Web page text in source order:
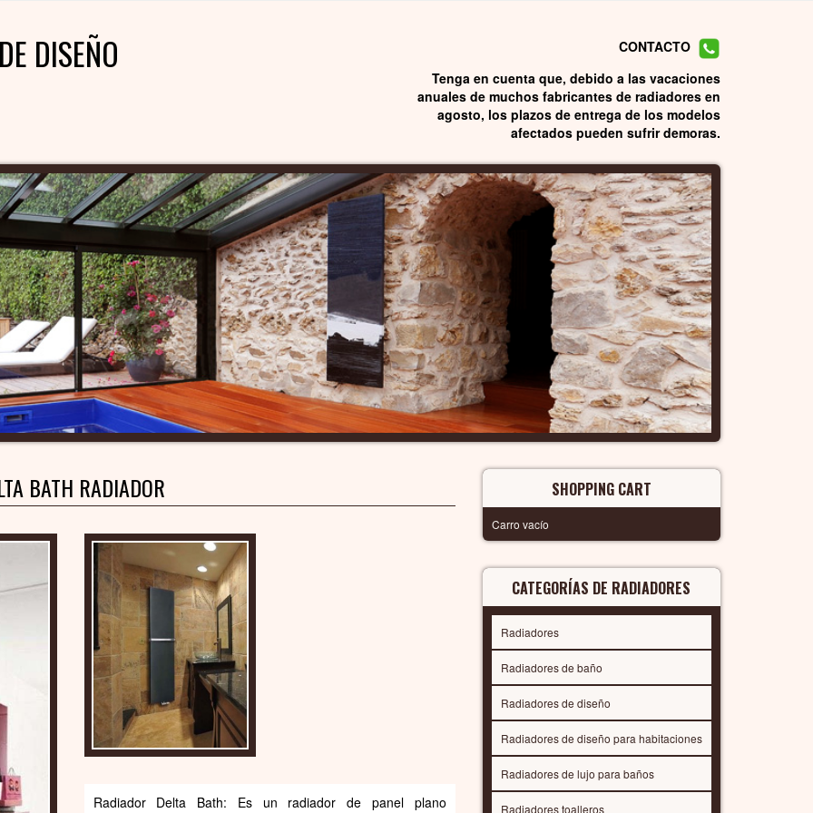
DISEÑO
CONTACTO
Tenga en cuenta que, debido a las vacaciones
anuales de muchos fabricantes de radiadores en
agosto, los plazos de entrega de los modelos
afectados pueden sufrir demoras.
BATH RADIADOR
Radiador Delta Bath: Es un radiador de panel plano
SHOPPING CART
Carro vacío
CATEGORÍAS DE RADIADORES
Radiadores
Radiadores de baño
Radiadores de diseño
Radiadores de diseño para habitaciones
Radiadores de lujo para baños
Radiadores toalleros